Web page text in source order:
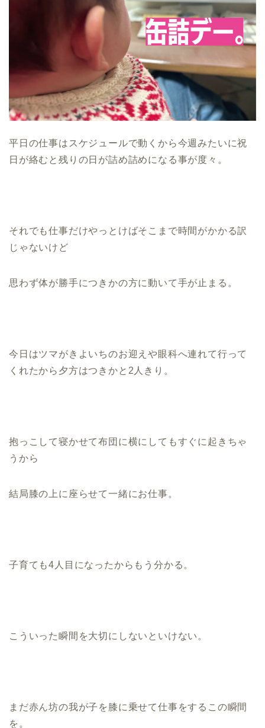
平日の仕事はスケジュールで動くから今週みたいに祝
日が絡むと残りの日が詰め詰めになる事が度々。
それでも仕事だけやっとけばそこまで時間がかかる訳
じゃないけど
思わず体が勝手につきかの方に動いて手が止まる。
今日はツマがきよいちのお迎えや眼科へ連れて行って
くれたから夕方はつきかと2人きり。
抱っこして寝かせて布団に横にしてもすぐに起きちゃ
うから
結局膝の上に座らせて一緒にお仕事。
子育ても4人目になったからもう分かる。
こういった瞬間を大切にしないといけない。
まだ赤ん坊の我が子を膝に乗せて仕事をするこの瞬間
を。